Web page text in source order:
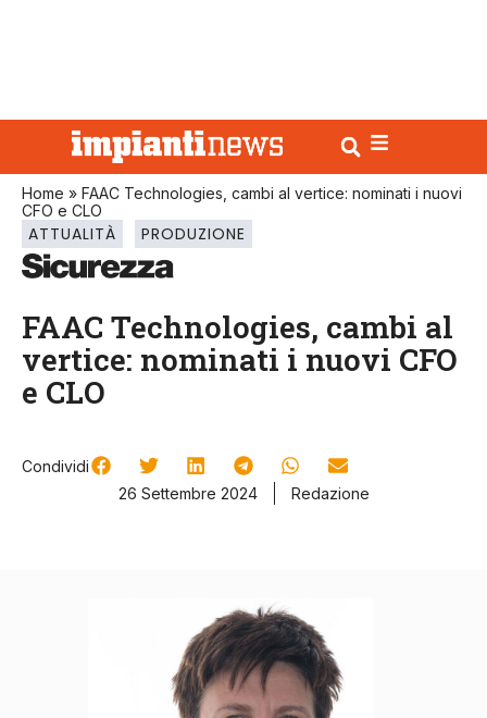
Home » FAAC Technologies, cambi al vertice: nominati i nuovi
CFO e CLO
ATTUALITÀ PRODUZIONE
FAAC Technologies, cambi al
vertice: nominati i nuovi CFO
e CLO
Condividi
26 Settembre 2024
Redazione